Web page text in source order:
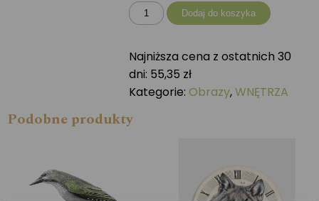
ilość
Puchacz
Dodaj do koszyka
Najniższa cena z ostatnich 30
dni: 55,35 zł
Kategorie:Obrazy,WNĘTRZA
Podobne produkty